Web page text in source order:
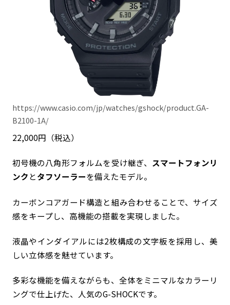
https://www.casio.com/jp/watches/gshock/product.GA-
B2100-1A/
22,000円（税込）
初号機の八角形フォルムを受け継ぎ、
スマートフォンリ
ンク とタフソーラーを備えたモデル。
カーボンコアガード構造と組み合わせることで、サイズ
感をキープし、高機能の搭載を実現しました。
液晶やインダイアルには2枚構成の文字板を採用し、美
しい立体感を魅せています。
多彩な機能を備えながらも、全体をミニマルなカラーリ
ングで仕上げた、人気のG-SHOCKです。